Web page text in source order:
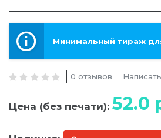
Минимальный тираж
0 отзывов
Цена (без печати): 52.0